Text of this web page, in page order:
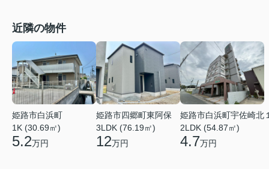
近隣の物件
姫路市白浜町
1K (30.69㎡)
5.2万円
姫路市四郷町東阿保
3LDK (76.19㎡)
12万円
姫路市白浜町宇佐崎北
2LDK (54.87㎡)
4.7万円